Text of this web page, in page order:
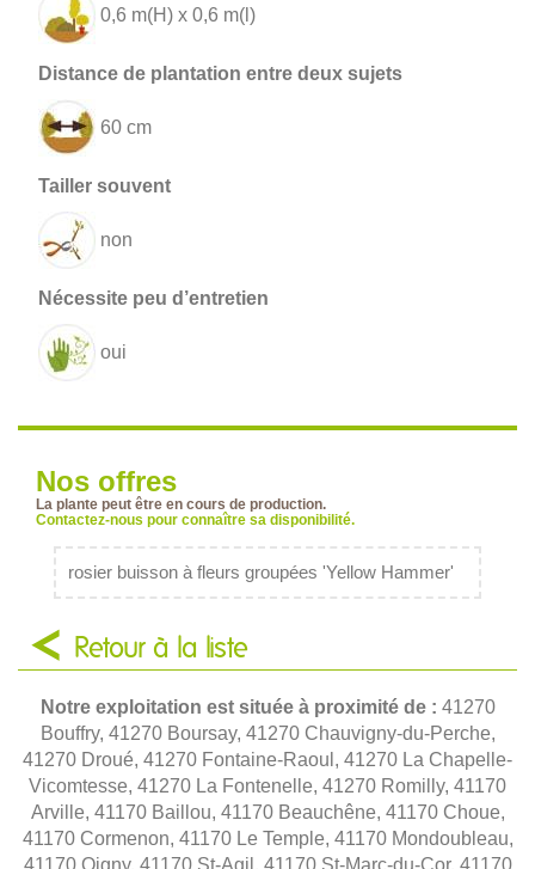
0,6 m(H) x 0,6 m(l)
60 cm
non
oui
Nos offres
La plante peut être en cours de production.
Contactez-nous pour connaître sa disponibilité.
rosier buisson à fleurs groupées 'Yellow Hammer'
Retour à la liste
Notre exploitation est située à proximité de : 41270
Bouffry, 41270 Boursay, 41270 Chauvigny-du-Perche,
41270 Droué, 41270 Fontaine-Raoul, 41270 La Chapelle-
Vicomtesse, 41270 La Fontenelle, 41270 Romilly, 41170
Arville, 41170 Baillou, 41170 Beauchêne, 41170 Choue,
41170 Cormenon, 41170 Le Temple, 41170 Mondoubleau,